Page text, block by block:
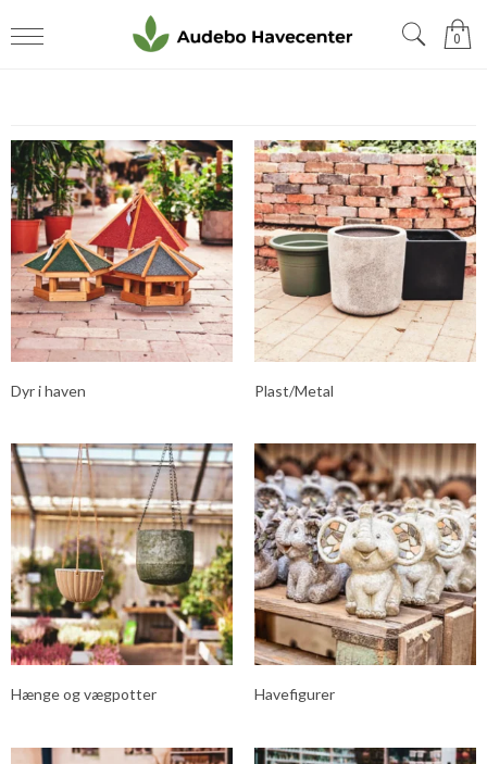
0
Dyr i haven Plast/Metal
Hænge og vægpotter Havefigurer